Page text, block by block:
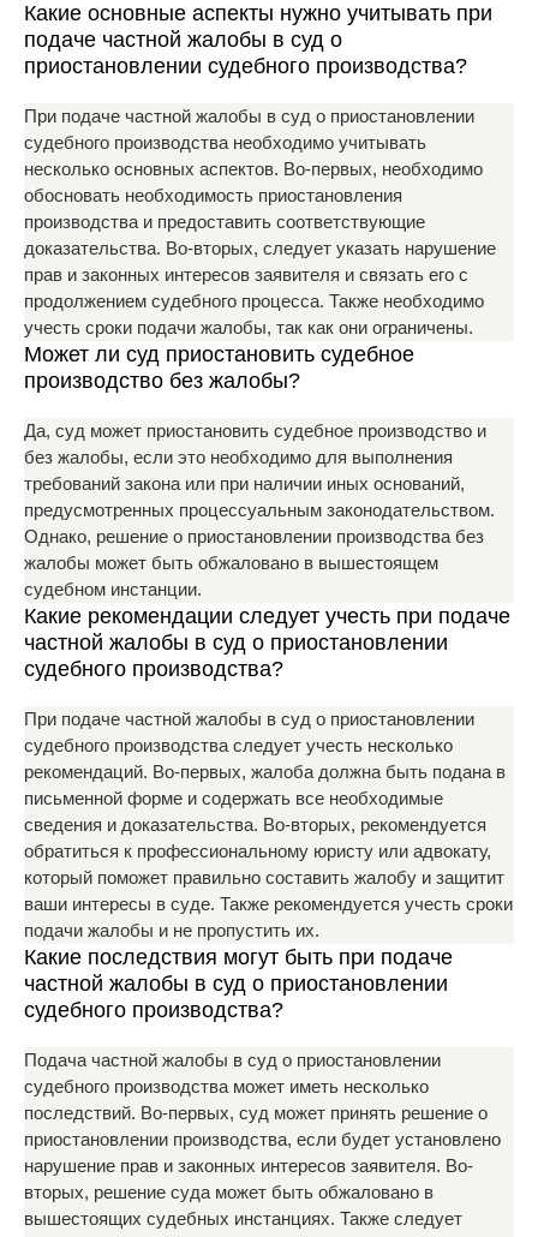
Какие основные аспекты нужно учитывать при
подаче частной жалобы в суд о
приостановлении судебного производства?
При подаче частной жалобы в суд о приостановлении
судебного производства необходимо учитывать
несколько основных аспектов. Во-первых, необходимо
обосновать необходимость приостановления
производства и предоставить соответствующие
доказательства. Во-вторых, следует указать нарушение
прав и законных интересов заявителя и связать его с
продолжением судебного процесса. Также необходимо
учесть сроки подачи жалобы, так как они ограничены.
Может ли суд приостановить судебное
производство без жалобы?
Да, суд может приостановить судебное производство и
без жалобы, если это необходимо для выполнения
требований закона или при наличии иных оснований,
предусмотренных процессуальным законодательством.
Однако, решение о приостановлении производства без
жалобы может быть обжаловано в вышестоящем
судебном инстанции.
Какие рекомендации следует учесть при подаче
частной жалобы в суд о приостановлении
судебного производства?
При подаче частной жалобы в суд о приостановлении
судебного производства следует учесть несколько
рекомендаций. Во-первых, жалоба должна быть подана в
письменной форме и содержать все необходимые
сведения и доказательства. Во-вторых, рекомендуется
обратиться к профессиональному юристу или адвокату,
который поможет правильно составить жалобу и защитит
ваши интересы в суде. Также рекомендуется учесть сроки
подачи жалобы и не пропустить их.
Какие последствия могут быть при подаче
частной жалобы в суд о приостановлении
судебного производства?
Подача частной жалобы в суд о приостановлении
судебного производства может иметь несколько
последствий. Во-первых, суд может принять решение о
приостановлении производства, если будет установлено
нарушение прав и законных интересов заявителя. Во-
вторых, решение суда может быть обжаловано в
вышестоящих судебных инстанциях. Также следует